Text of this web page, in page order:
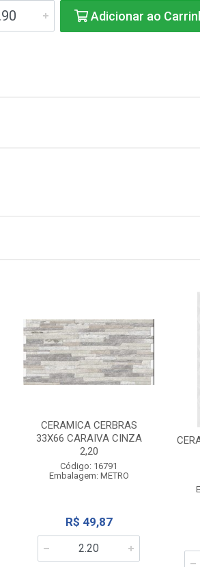
Adicionar ao
CERAMICA CERBRAS
33X66 CARAIVA CINZA
2,20
Código: 16791
Embalagem: METRO
R$ 49,87